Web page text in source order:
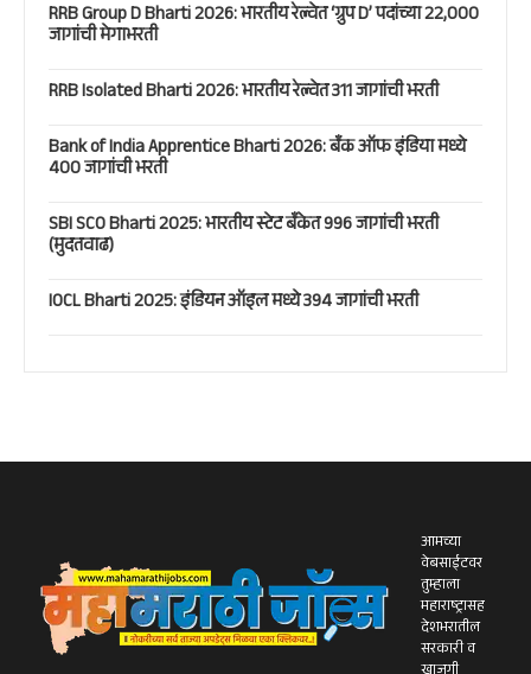
RRB Group D Bharti 2026: भारतीय रेल्वेत ‘ग्रुप D’ पदांच्या 22,000
जागांची मेगाभरती
RRB Isolated Bharti 2026: भारतीय रेल्वेत 311 जागांची भरती
Bank of India Apprentice Bharti 2026: बँक ऑफ इंडिया मध्ये
400 जागांची भरती
SBI SCO Bharti 2025: भारतीय स्टेट बँकेत 996 जागांची भरती
(मुदतवाढ)
IOCL Bharti 2025: इंडियन ऑइल मध्ये 394 जागांची भरती
आमच्या
वेबसाईटवर
तुम्हाला
महाराष्ट्रासह
देशभरातील
सरकारी व